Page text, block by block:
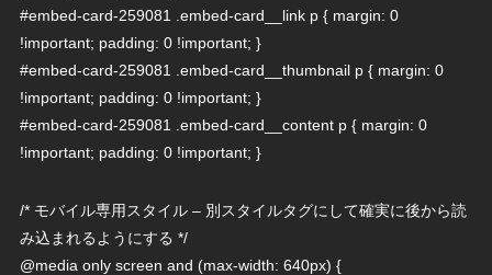
#embed-card-259081 .embed-card__link p { margin: 0
!important; padding: 0 !important; }
#embed-card-259081 .embed-card__thumbnail p { margin: 0
!important; padding: 0 !important; }
#embed-card-259081 .embed-card__content p { margin: 0
!important; padding: 0 !important; }
/* モバイル専用スタイル – 別スタイルタグにして確実に後から読
み込まれるようにする */
@media only screen and (max-width: 640px) {